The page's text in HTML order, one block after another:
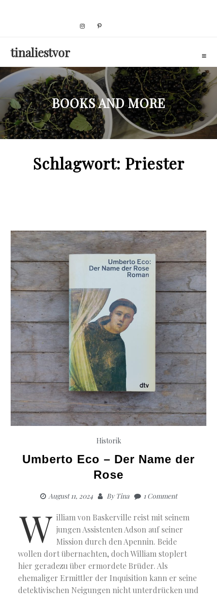
tinaliestvor
BOOKS AND MORE
Schlagwort: Priester
Historik
Umberto Eco – Der Name der
Rose
August 11, 2024 ByTina 1 Comment
W illiam von Baskerville reist mit seinem
jungen Assistenten Adson auf seiner
Mission durch den Apennin. Beide
wollen dort übernachten, doch William stoplert
hier geradezu über ermordete Brüder. Als
ehemaliger Ermittler der Inquisition kann er seine
detektivischen Neigungen nicht unterdrücken und